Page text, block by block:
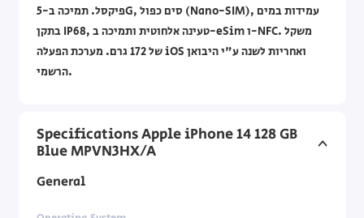
פיקסל. תמיכה ב-5G, סים כפול (Nano-SIM), עמידות במים
בתקן IP68, טעינה אלחוטית ותמיכה ב-eSim ו-NFC. משקל
של 172 גרם. מערכת הפעלה iOS ואחריות לשנה ע"י היבואן
הרשמי.
Specifications Apple iPhone 14 128 GB
Blue MPVN3HX/A
General